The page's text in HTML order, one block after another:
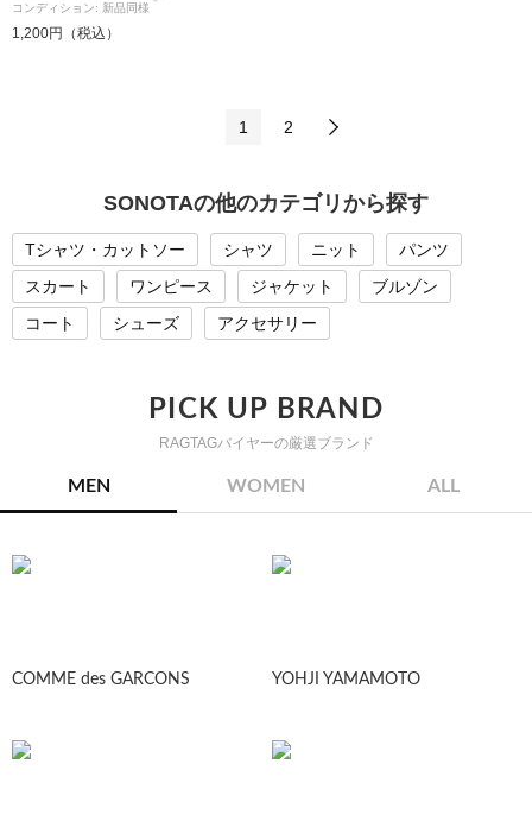
コンディション: 新品同様
1,200円（税込）
1 2
SONOTAの他のカテゴリから探す
Tシャツ・カットソー シャツ ニット
パンツ
スカート
ワンピース ジャケット
ブルゾン
コート
シューズ アクセサリー
PICK UP BRAND
RAGTAGバイヤーの厳選ブランド
MEN WOMEN ALL
COMME des GARCONS YOHJI YAMAMOTO